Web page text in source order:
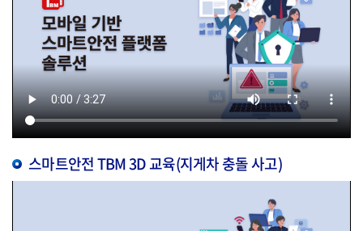
스마트안전 TBM 3D 교육(지게차 충돌 사고)